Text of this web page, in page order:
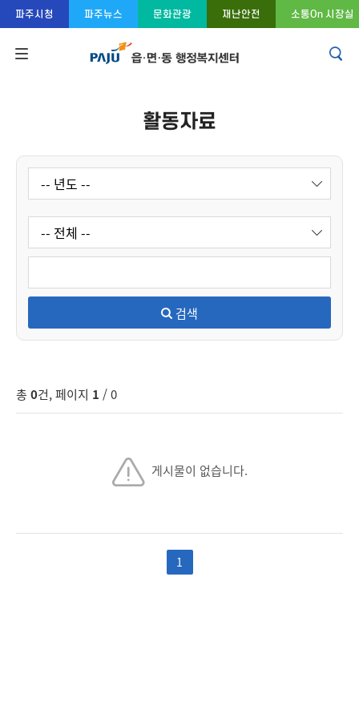
콘텐츠 바로가기
주메뉴 바로가기
푸터 바로가기
파주시청 파주뉴스 문화관광 재난안전 소통On 시장실
활동자료
검색
총 0건, 페이지 1 / 0
게시물이 없습니다.
1